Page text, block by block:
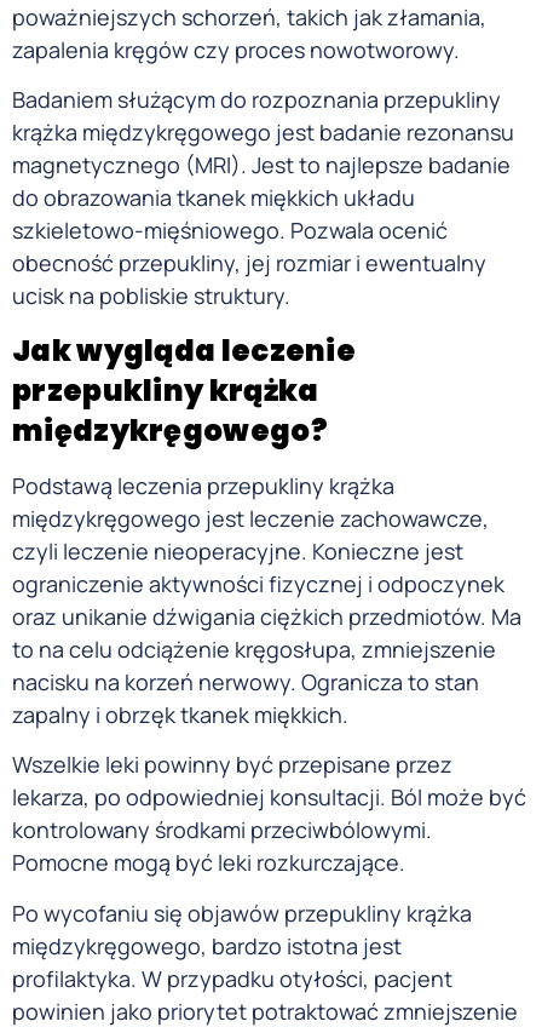
poważniejszych schorzeń, takich jak złamania,
zapalenia kręgów czy proces nowotworowy.
Badaniem służącym do rozpoznania przepukliny
krążka międzykręgowego jest badanie rezonansu
magnetycznego (MRI). Jest to najlepsze badanie
do obrazowania tkanek miękkich układu
szkieletowo-mięśniowego. Pozwala ocenić
obecność przepukliny, jej rozmiar i ewentualny
ucisk na pobliskie struktury.
Jak wygląda leczenie
przepukliny krążka
międzykręgowego?
Podstawą leczenia przepukliny krążka
międzykręgowego jest leczenie zachowawcze,
czyli leczenie nieoperacyjne. Konieczne jest
ograniczenie aktywności fizycznej i odpoczynek
oraz unikanie dźwigania ciężkich przedmiotów. Ma
to na celu odciążenie kręgosłupa, zmniejszenie
nacisku na korzeń nerwowy. Ogranicza to stan
zapalny i obrzęk tkanek miękkich.
Wszelkie leki powinny być przepisane przez
lekarza, po odpowiedniej konsultacji. Ból może być
kontrolowany środkami przeciwbólowymi.
Pomocne mogą być leki rozkurczające.
Po wycofaniu się objawów przepukliny krążka
międzykręgowego, bardzo istotna jest
profilaktyka. W przypadku otyłości, pacjent
powinien jako priorytet potraktować zmniejszenie